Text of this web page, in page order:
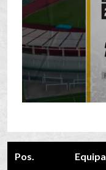
Pos. Equipa